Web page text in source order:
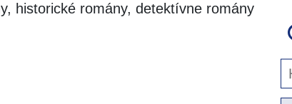
historické romány, detektívne romány